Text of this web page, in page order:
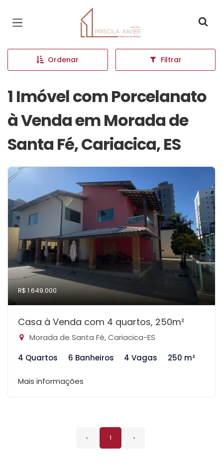
Página inicial
Ordenar Filtrar
1 Imóvel com Porcelanato
à Venda em Morada de
Santa Fé, Cariacica, ES
R$ 1.649.000
Casa à Venda com 4 quartos, 250m²
Morada de Santa Fé, Cariacica-ES
4 Quartos
6 Banheiros 4 Vagas 250 m²
Mais informações
‹ 1 ›